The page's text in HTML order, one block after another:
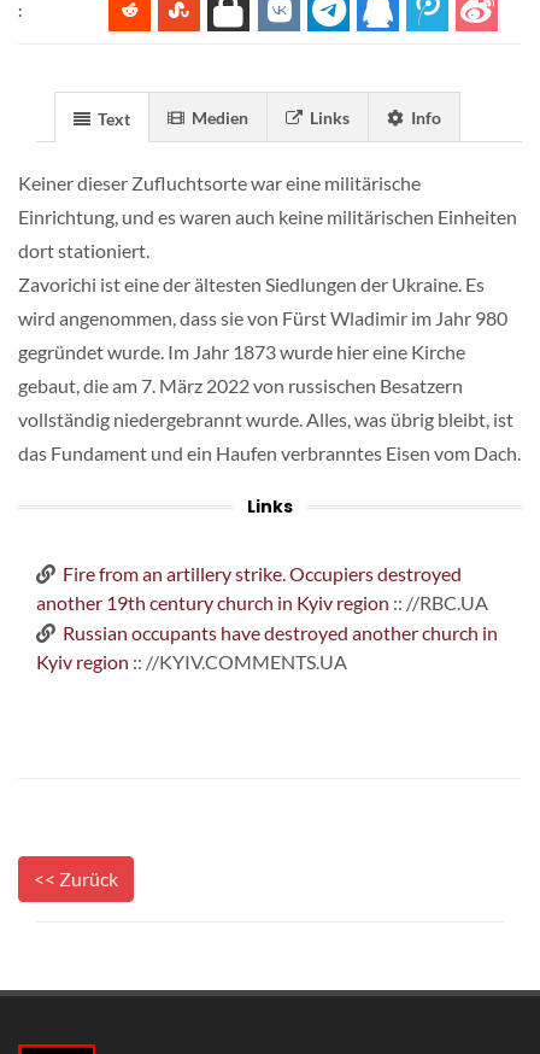
:
Text Medien Links Info
Keiner dieser Zufluchtsorte war eine militärische
Einrichtung, und es waren auch keine militärischen Einheiten
dort stationiert.
Zavorichi ist eine der ältesten Siedlungen der Ukraine. Es
wird angenommen, dass sie von Fürst Wladimir im Jahr 980
gegründet wurde. Im Jahr 1873 wurde hier eine Kirche
gebaut, die am 7. März 2022 von russischen Besatzern
vollständig niedergebrannt wurde. Alles, was übrig bleibt, ist
das Fundament und ein Haufen verbranntes Eisen vom Dach.
Links
Fire from an artillery strike. Occupiers destroyed
another 19th century church in Kyiv region :: //RBC.UA
Russian occupants have destroyed another church in
Kyiv region :: //KYIV.COMMENTS.UA
<< Zurück